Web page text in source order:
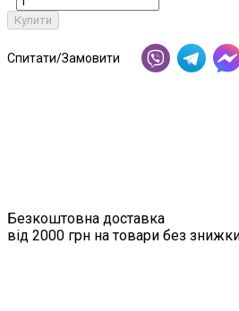
Купити
Спитати/Замовити
Безкоштовна доставка
від 2000 грн на товари без